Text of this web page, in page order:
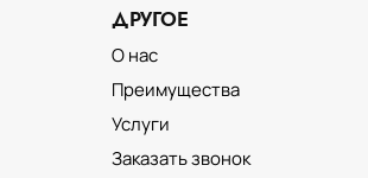
ИНТЕРЬЕРА
КАМНЕМ
ДРУГОЕ
О нас
Преимущества
Услуги
Заказать звонок